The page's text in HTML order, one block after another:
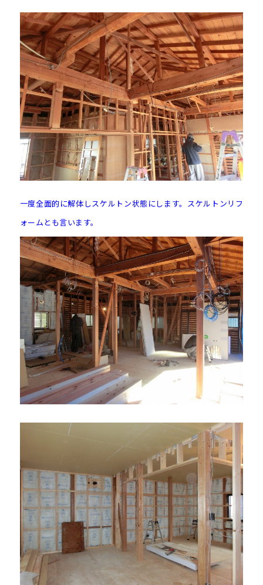
一度全面的に解体しスケルトン状態にします。スケルトンリフ
ォームとも言います。